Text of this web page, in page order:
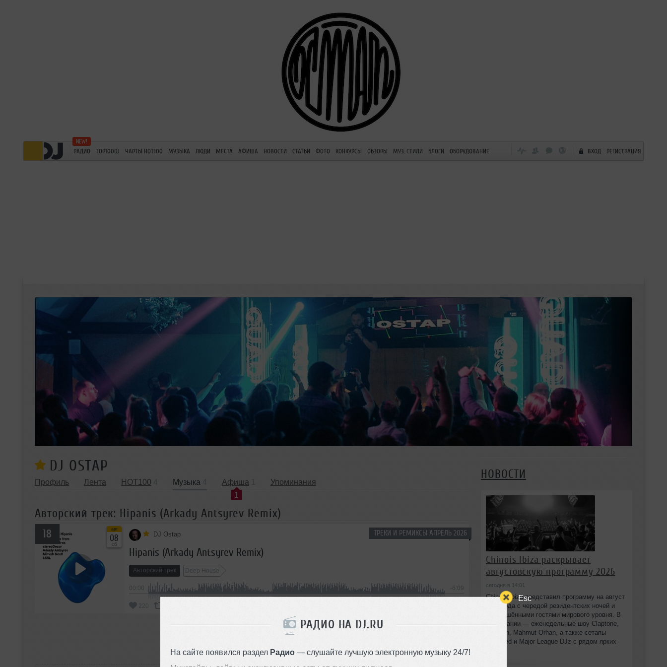
Esc
РАДИО НА DJ.RU
На сайте появился раздел Радио— слушайте лучшую электронную музыку 24/7!
РАДИО TOP100DJ ЧАРТЫ HOT100 МУЗЫКА ЛЮДИ МЕСТА АФИША НОВОСТИ СТАТЬИ ФОТО КОНКУРСЫ ОБЗОРЫ МУЗ. СТИЛИ БЛОГИ ОБОРУДОВАНИЕ ВХОД РЕГИСТРАЦИЯ
DJ OSTAP
Профиль Лента HOT100 Музыка
Афиша
1
Упоминания
Авторский трек: Hipanis (Arkady Antsyrev Remix)
ТРЕКИ И РЕМИКСЫ АПРЕЛЬ 2026
18 DJ Ostap
Hipanis (Arkady Antsyrev Remix)
Авторский трек Deep House
-6:09
220
авг
08
сб
НОВОСТИ
Chinois Ibiza раскрывает
августовскую программу 2026
сегодня в 14:01
Chinois Ibiza представил программу на август
2026 года с чередой резидентских ночей и
приглашёнными гостями мирового уровня. В
расписании — еженедельные шоу Claptone,
Bedouin, Mahmut Orhan, а также сетапы
Defected и Major League DJz с рядом ярких